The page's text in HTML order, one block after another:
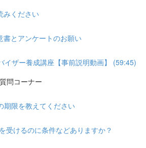
みください
書とアンケートのお願い
イザー養成講座【事前説明動画】 (59:45)
問コーナー
期限を教えてください
受けるのに条件などありますか？